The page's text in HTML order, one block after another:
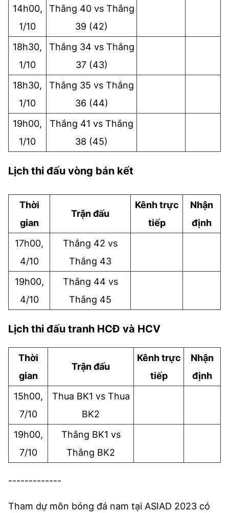
14h00,
1/10
Thắng 40 vs Thắng
39 (42)
18h30,
1/10
Thắng 34 vs Thắng
37 (43)
18h30,
1/10
Thắng 35 vs Thắng
36 (44)
19h00,
1/10
Thắng 41 vs Thắng
38 (45)
Lịch thi đấu vòng bán kết
Thời
gian
Trận đấu
Kênh trực
tiếp
Nhận
định
17h00,
4/10
Thắng 42 vs
Thắng 43
19h00,
4/10
Thắng 44 vs
Thắng 45
Lịch thi đấu tranh HCĐ và HCV
Thời
gian
Trận đấu
Kênh trực
tiếp
Nhận
định
15h00,
7/10
Thua BK1 vs Thua
BK2
19h00,
7/10
Thắng BK1 vs
Thắng BK2
-------------
Tham dự môn bóng đá nam tại ASIAD 2023 có